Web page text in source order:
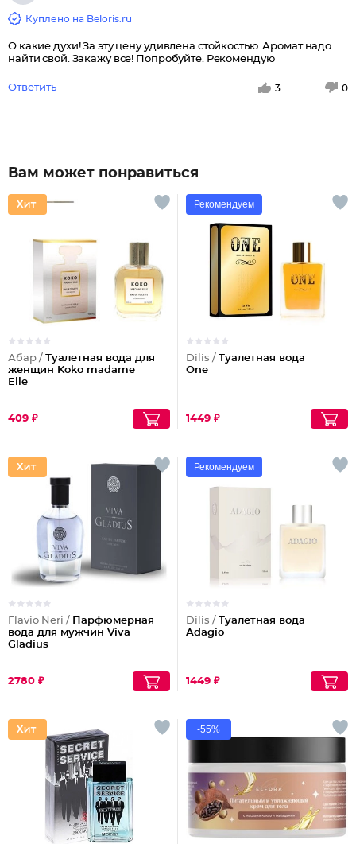
Куплено на Beloris.ru
О какие духи! За эту цену удивлена стойкостью. Аромат надо
найти свой. Закажу все! Попробуйте. Рекомендую
Ответить 3 0
Вам может понравиться
Абар / Туалетная вода для
женщин Koko madame
Elle
409 ₽
Рекомендуем
Dilis / Туалетная вода
One
1449 ₽
Flavio Neri / Парфюмерная
вода для мужчин Viva
Gladius
2780 ₽
Рекомендуем
Dilis / Туалетная вода
Adagio
1449 ₽
-55%